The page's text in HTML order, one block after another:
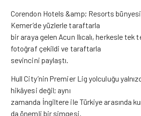
Corendon Hotels &amp; Resorts
Kemer’de yüzlerle taraftarla
bir araya gelen Acun Ilıcalı, herkesle tek
fotoğraf çekildi ve taraftarla
sevincini paylaştı.
Hull City’nin Premier Lig yolculuğu
hikâyesi değil; aynı
zamanda İngiltere ile Türkiye arasında
da önemli bir simgesi.